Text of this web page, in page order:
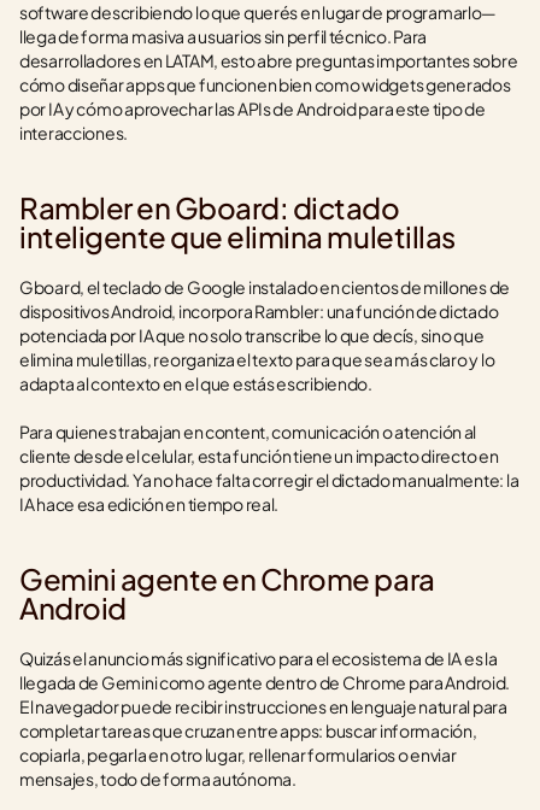
software describiendo lo que querés en lugar de programarlo—
llega de forma masiva a usuarios sin perfil técnico. Para
desarrolladores en LATAM, esto abre preguntas importantes sobre
cómo diseñar apps que funcionen bien como widgets generados
por IA y cómo aprovechar las APIs de Android para este tipo de
interacciones.
Rambler en Gboard: dictado
inteligente que elimina muletillas
Gboard, el teclado de Google instalado en cientos de millones de
dispositivos Android, incorpora Rambler: una función de dictado
potenciada por IA que no solo transcribe lo que decís, sino que
elimina muletillas, reorganiza el texto para que sea más claro y lo
adapta al contexto en el que estás escribiendo.
Para quienes trabajan en content, comunicación o atención al
cliente desde el celular, esta función tiene un impacto directo en
productividad. Ya no hace falta corregir el dictado manualmente: la
IA hace esa edición en tiempo real.
Gemini agente en Chrome para
Android
Quizás el anuncio más significativo para el ecosistema de IA es la
llegada de Gemini como agente dentro de Chrome para Android.
El navegador puede recibir instrucciones en lenguaje natural para
completar tareas que cruzan entre apps: buscar información,
copiarla, pegarla en otro lugar, rellenar formularios o enviar
mensajes, todo de forma autónoma.